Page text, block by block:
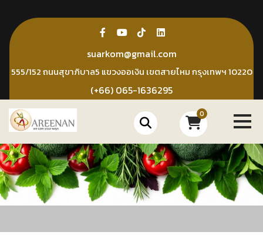
content
suarkom@gmail.com
555/152 ถนนสุขาภิบาล5 แขวงออเงิน เขตสายไหม กรุงเทพฯ 10220
(+66) 065-1636295
0